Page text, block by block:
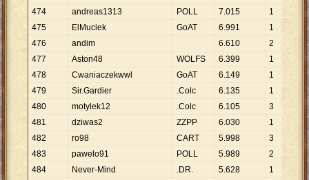
474
andreas1313 POLL 7.015 1 7.
475
ElMuciek GoAT 6.991 1 6.
476
andim 6.610 2
.
477
Aston48 WOLFS 6.399 1
.
478
Cwaniaczekwwl GoAT 6.149 1 6.
479
Sir.Gardier .Colc 6.135 1
480
motylek12 .Colc 6.105 3 2.
481
dziwas2 ZZPP 6.030 1 6
482
ro98 CART 5.998 3
.
483
pawelo91 POLL 5.989 2 2
484
Never-Mind .DR. 5.628 1